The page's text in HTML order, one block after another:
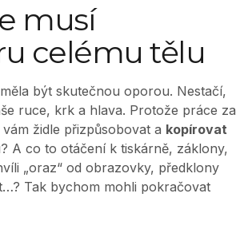
musí
celému tělu
být skutečnou oporou. Nestačí,
ruce, krk a hlava. Protože práce za
židle přizpůsobovat a kopírovat
A co to otáčení k tiskárně, záklony,
„oraz“ od obrazovky, předklony
Tak bychom mohli pokračovat